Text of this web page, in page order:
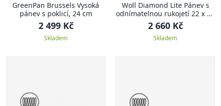
GreenPan Brussels Vysoká
pánev s poklicí, 24 cm
2 499 Kč
Skladem
Woll Diamond Lite Pánev s
odnímatelnou rukojetí 22 x 22
cm
2 660 Kč
Skladem